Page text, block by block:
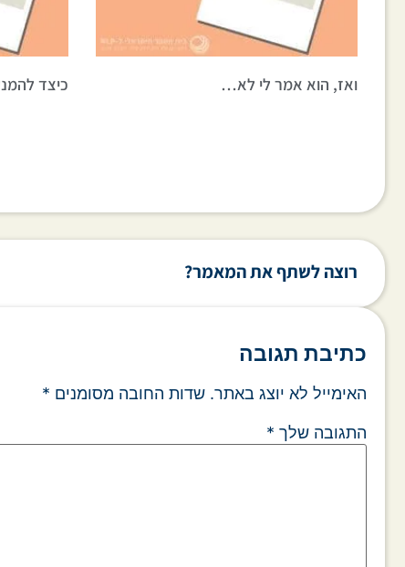
ואז, הוא אמר לי לא… כיצד
רוצה לשתף את המאמר?
כתיבת תגובה
האימייל לא יוצג באתר. שדות החובה מסומנים *
התגובה שלך *